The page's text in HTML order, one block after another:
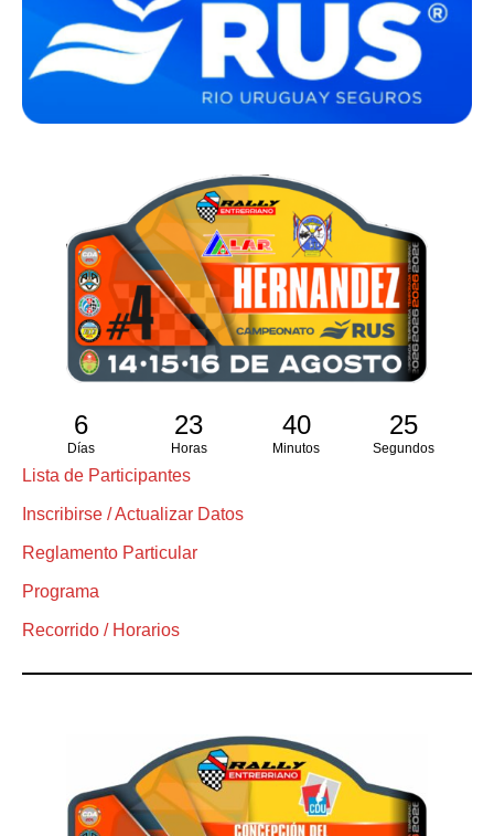
6
Días
23
Horas
40
Minutos
25
Segundos
Lista de Participantes
Inscribirse / Actualizar Datos
Reglamento Particular
Programa
Recorrido / Horarios